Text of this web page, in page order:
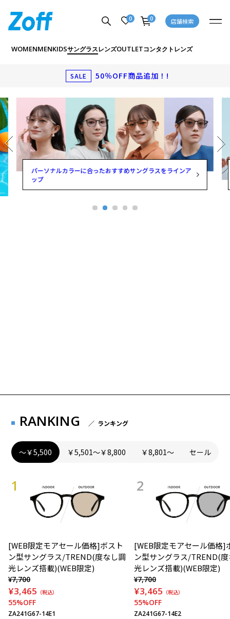
0 0 店舗検索
WOMENMENKIDSサングラスレンズOUTLETコンタクトレンズ
SALE 50％OFF商品追加！!
パーソナルカラーに合ったおすすめサングラスをラインア
ップ
RANKING ／ ランキング
～￥5,500 ￥5,501～￥8,800 ￥8,801～ セール
[WEB限定モアセール価格]ボスト
ン型サングラス/TREND(度なし調
光レンズ搭載)(WEB限定)
¥7,700
¥3,465 （税込）
55%OFF
ZA241G67-14E1
[WEB限定モアセール価格]
ン型サングラス/TREND(
光レンズ搭載)(WEB限定)
¥7,700
¥3,465 （税込）
55%OFF
ZA241G67-14E2